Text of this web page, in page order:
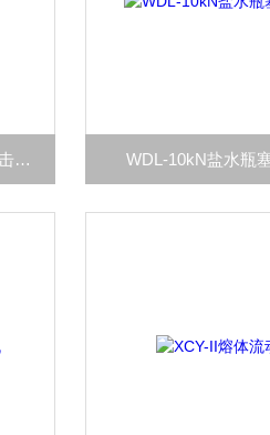
ZWB-0322C供应数显式悬臂梁冲击试验机 WDL-10kN盐水瓶